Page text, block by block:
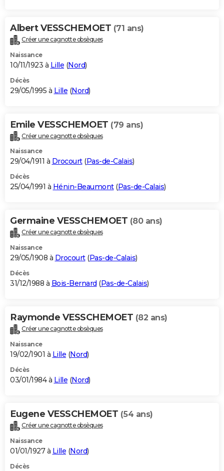
Albert VESSCHEMOET (71 ans)
Créer une cagnotte obsèques
Naissance
10/11/1923 à Lille (Nord)
Décès
29/05/1995 à Lille (Nord)
Emile VESSCHEMOET (79 ans)
Créer une cagnotte obsèques
Naissance
29/04/1911 à Drocourt(Pas-de-Calais)
Décès
25/04/1991 à Hénin-Beaumont(Pas-de-Calais)
Germaine VESSCHEMOET (80 ans)
Créer une cagnotte obsèques
Naissance
29/05/1908 à Drocourt(Pas-de-Calais)
Décès
31/12/1988 à Bois-Bernard (Pas-de-Calais)
Raymonde VESSCHEMOET (82 ans)
Créer une cagnotte obsèques
Naissance
19/02/1901 à Lille (Nord)
Décès
03/01/1984 à Lille (Nord)
Eugene VESSCHEMOET (54 ans)
Créer une cagnotte obsèques
Naissance
01/01/1927 à Lille (Nord)
Décès